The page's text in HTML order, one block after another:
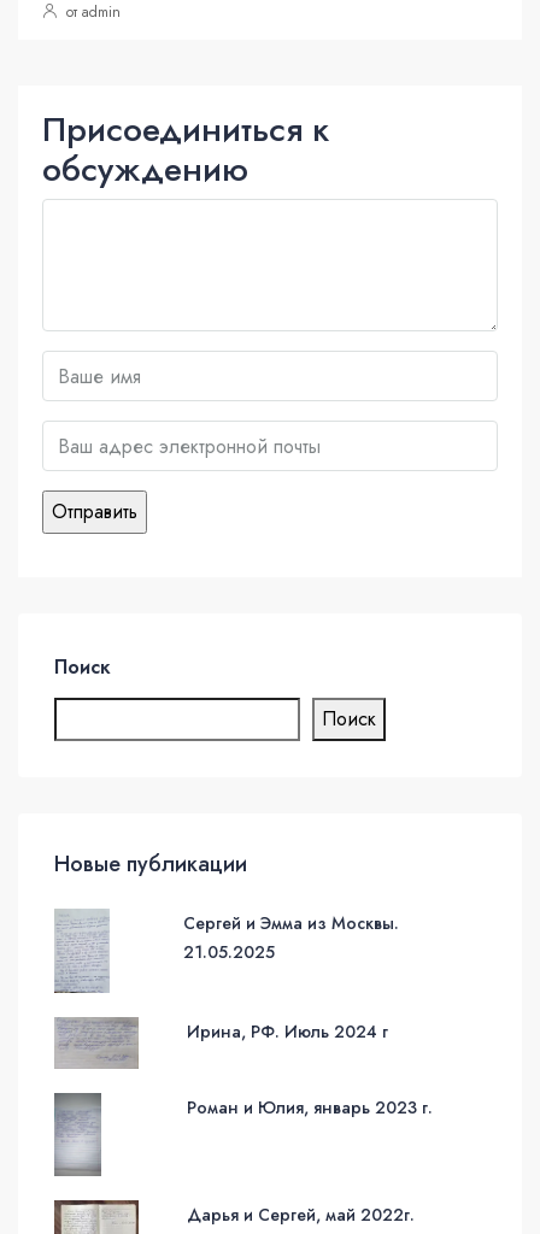
от admin
Присоединиться к
обсуждению
Поиск
Поиск
Новые публикации
Сергей и Эмма из Москвы.
21.05.2025
Ирина, РФ. Июль 2024 г
Роман и Юлия, январь 2023 г.
Дарья и Сергей, май 2022г.